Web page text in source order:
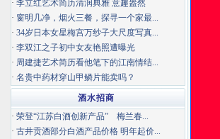
· 李立红艺术简历清润典雅 意趣盎然
· 窗明几净，烟火三餐，探寻一个家最...
· 34岁日本女星梅宫万纱子大尺度写真...
· 李双江之子初中女友艳照遭曝光
· 周建捷艺术简历看他笔下的江南情结...
· 名贵中药材穿山甲鳞片能卖吗？
酒水招商
· 荣登“江苏白酒创新产品” 梅兰春...
· 古井贡酒部分白酒产品价格 明年起价...